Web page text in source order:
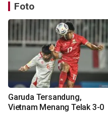
Foto
Garuda Tersandung,
Vietnam Menang Telak 3-0